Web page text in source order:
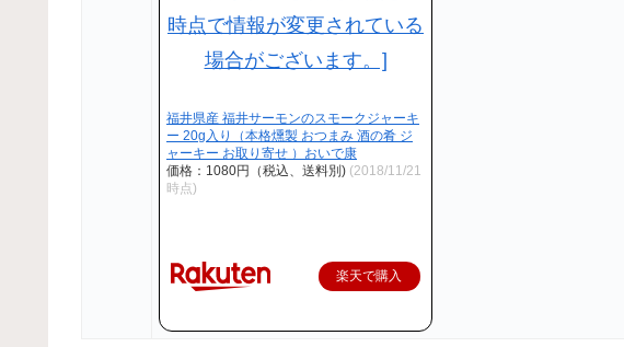
福井県産 福井サーモンのスモークジャーキ
ー 20g入り（本格燻製 おつまみ 酒の肴 ジ
ャーキー お取り寄せ ）おいで康
価格：1080円（税込、送料別) (2018/11/21
時点)
楽天で購入